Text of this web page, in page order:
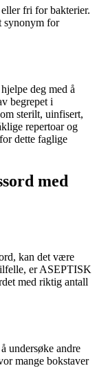
fri for bakterier.
synonym for
deg med å
begrepet i
sterilt, uinfisert,
repertoar og
dette faglige
med
kan det være
er ASEPTISK
med riktig antall
undersøke andre
mange bokstaver